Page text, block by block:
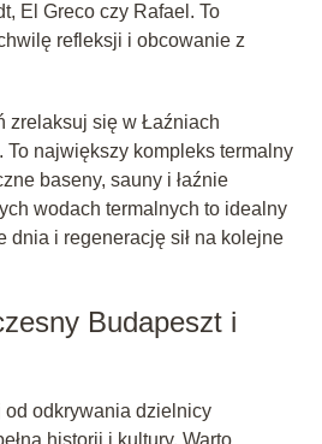
El Greco czy Rafael. To
refleksji i obcowanie z
zrelaksuj się w Łaźniach
To największy kompleks termalny
baseny, sauny i łaźnie
wodach termalnych to idealny
dnia i regenerację sił na kolejne
Budapeszt i
odkrywania dzielnicy
historii i kultury. Warto